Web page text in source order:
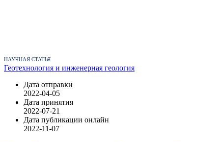
НАУЧНАЯ СТАТЬЯ
Геотехнология и инженерная геология
Дата отправки
2022-04-05
Дата принятия
2022-07-21
Дата публикации онлайн
2022-11-07